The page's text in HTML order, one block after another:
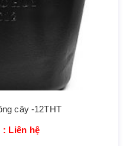
cây -12THT
: Liên hệ